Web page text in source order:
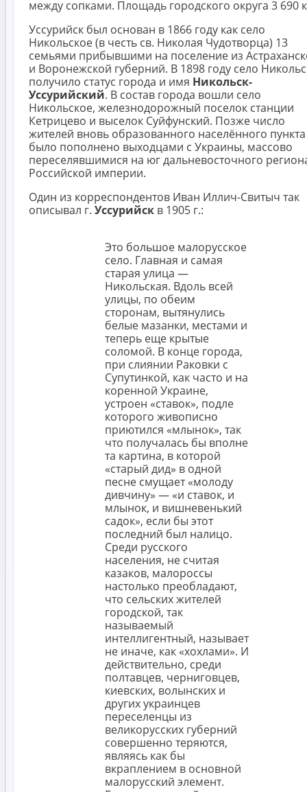
между сопками. Площадь городского округа 3 690
Уссурийск был основан в 1866 году как село
Никольское (в честь св. Николая Чудотворца) 13
семьями прибывшими на поселение из
и Воронежской губерний. В 1898 году село
получило статус города и имя Никольск-
Уссурийский. В состав города вошли село
Никольское, железнодорожный поселок станции
Кетрицево и выселок Суйфунский. Позже число
жителей вновь образованного населённого пункта
было пополнено выходцами с Украины, массово
переселявшимися на юг дальневосточного
Российской империи.
Один из корреспондентов Иван Иллич-Свитыч так
описывал г. Уссурийск в 1905 г.:
Это большое малорусское
село. Главная и самая
старая улица —
Никольская. Вдоль всей
улицы, по обеим
сторонам, вытянулись
белые мазанки, местами и
теперь еще крытые
соломой. В конце города,
при слиянии Раковки с
Супутинкой, как часто и на
коренной Украине,
устроен «ставок», подле
которого живописно
приютился «млынок», так
что получалась бы вполне
та картина, в которой
«старый дид» в одной
песне смущает «молоду
дивчину» — «и ставок, и
млынок, и вишневенький
садок», если бы этот
последний был налицо.
Среди русского
населения, не считая
казаков, малороссы
настолько преобладают,
что сельских жителей
городской, так
называемый
интеллигентный, называет
не иначе, как «хохлами». И
действительно, среди
полтавцев, черниговцев,
киевских, волынских и
других украинцев
переселенцы из
великорусских губерний
совершенно теряются,
являясь как бы
вкраплением в основной
малорусский элемент.